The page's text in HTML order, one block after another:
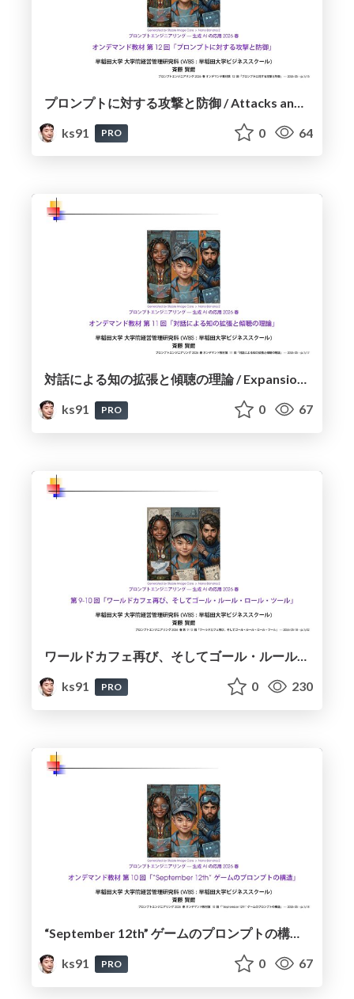
ks91
PRO 0 64
対話による知の拡張と傾聴の理論 / Expansion of Knowledge Through Dialogue and the Theory of Active Listening
ks91
PRO 0 67
ワールドカフェ再び、そしてゴール・ルール・ロール・ツール / World Café Revisited, and the Goals-Rules-Roles-Tools
ks91
PRO 0 230
“September 12th” ゲームのプロンプトの構造 / The Structure of the "September 12th" Game Prompt
ks91
PRO 0 67